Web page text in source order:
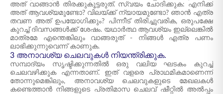
അത് വാങ്ങാൻ തിരക്കുകൂട്ടരുത്. സ്വയം ചോദിക്കുക: എനിക്ക്
അത് ആവശ്യമുണ്ടോ? വിലയ്ക്ക് ന്യായമുണ്ടോ? ഞാൻ എത്ര
തവണ അത് ഉപയോഗിക്കും? പിന്നീട് തിരിച്ചുവരിക, ഒരുപക്ഷേ
കുറച്ച് ദിവസങ്ങൾക്ക് ശേഷം. യഥാർത്ഥ ആവശ്യം ഇല്ലെങ്കിൽ
മാത്രമേ എന്തെങ്കിലും വാങ്ങരുത് - നിങ്ങൾ എത്ര പണം
ലാഭിക്കുന്നുവെന്ന് കാണുക.
3 അനാവശ്യ ചെലവുകൾ നിയന്ത്രിക്കുക.
സമ്പാദ്യം സൃഷ്ടിക്കുന്നതിൽ ഒരു വലിയ ഘടകം കുറച്ച്
ചെലവഴിക്കുക എന്നതാണ്. ഇത് വളരെ പ്രാഥമികമാണെന്ന്
തോന്നുമെങ്കിലും, അനാവശ്യ ചെലവുകളുടെ മേഖലകൾ
കണ്ടെത്താൻ നിങ്ങളുടെ പ്രതിമാസ ചെലവ് ഷീറ്റിൽ അൽപ്പം